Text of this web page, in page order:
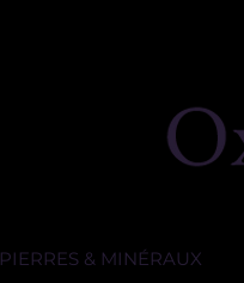
PIERRES & MINÉRAUX